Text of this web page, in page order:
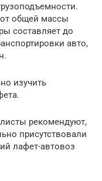
общей массы
составляет до
авто,
изучить
рекомендуют,
присутствовали
лафет-автовоз